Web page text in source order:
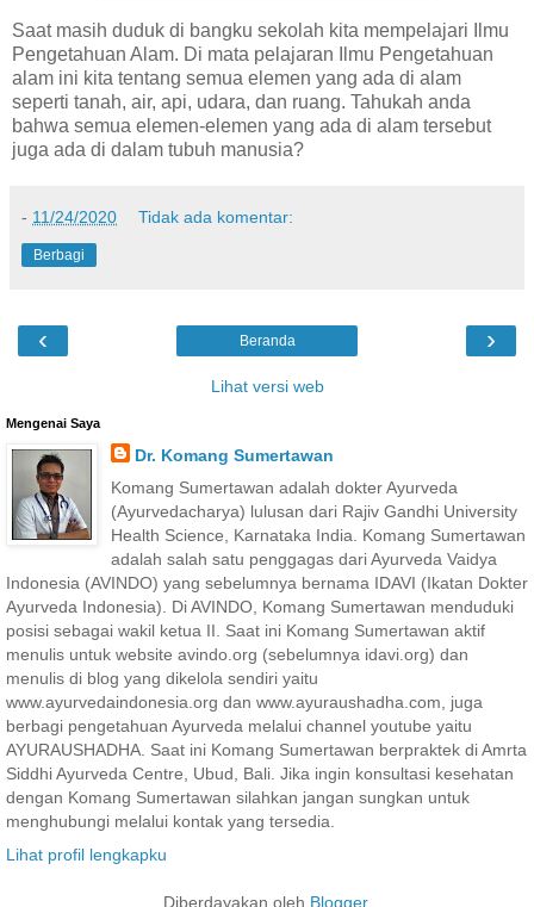
Saat masih duduk di bangku sekolah kita mempelajari Ilmu
Pengetahuan Alam. Di mata pelajaran Ilmu Pengetahuan
alam ini kita tentang semua elemen yang ada di alam
seperti tanah, air, api, udara, dan ruang. Tahukah anda
bahwa semua elemen-elemen yang ada di alam tersebut
juga ada di dalam tubuh manusia?
- 11/24/2020 Tidak ada komentar:
Berbagi
‹ ›
Beranda
Lihat versi web
Mengenai Saya
Dr. Komang Sumertawan
Komang Sumertawan adalah dokter Ayurveda
(Ayurvedacharya) lulusan dari Rajiv Gandhi University
Health Science, Karnataka India. Komang Sumertawan
adalah salah satu penggagas dari Ayurveda Vaidya
Indonesia (AVINDO) yang sebelumnya bernama IDAVI (Ikatan Dokter
Ayurveda Indonesia). Di AVINDO, Komang Sumertawan menduduki
posisi sebagai wakil ketua II. Saat ini Komang Sumertawan aktif
menulis untuk website avindo.org (sebelumnya idavi.org) dan
menulis di blog yang dikelola sendiri yaitu
www.ayurvedaindonesia.org dan www.ayuraushadha.com, juga
berbagi pengetahuan Ayurveda melalui channel youtube yaitu
AYURAUSHADHA. Saat ini Komang Sumertawan berpraktek di Amrta
Siddhi Ayurveda Centre, Ubud, Bali. Jika ingin konsultasi kesehatan
dengan Komang Sumertawan silahkan jangan sungkan untuk
menghubungi melalui kontak yang tersedia.
Lihat profil lengkapku
Diberdayakan oleh Blogger.